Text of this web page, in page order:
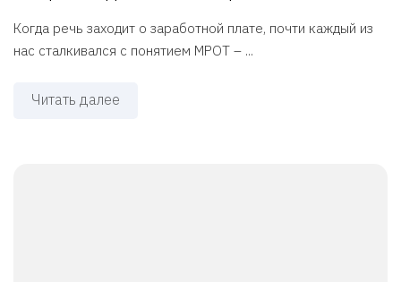
Когда речь заходит о заработной плате, почти каждый из
нас сталкивался с понятием МРОТ – ...
Читать далее